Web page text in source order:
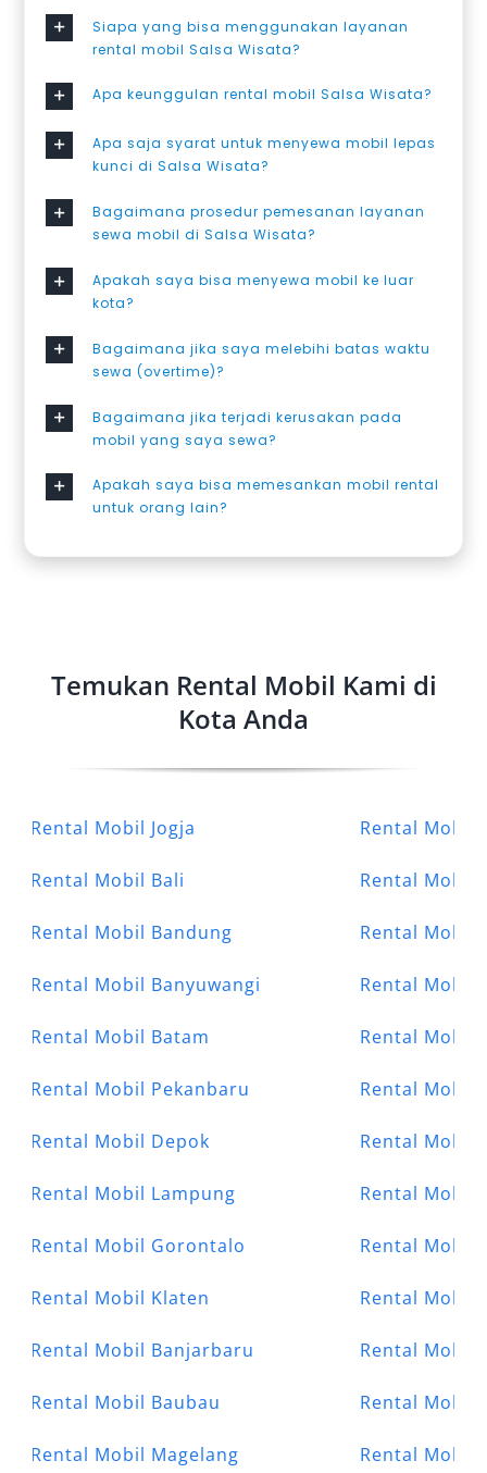
Siapa yang bisa menggunakan layanan
rental mobil Salsa Wisata?
Apa keunggulan rental mobil Salsa Wisata?
Apa saja syarat untuk menyewa mobil lepas
kunci di Salsa Wisata?
Bagaimana prosedur pemesanan layanan
sewa mobil di Salsa Wisata?
Apakah saya bisa menyewa mobil ke luar
kota?
Bagaimana jika saya melebihi batas waktu
sewa (overtime)?
Bagaimana jika terjadi kerusakan pada
mobil yang saya sewa?
Apakah saya bisa memesankan mobil rental
untuk orang lain?
Temukan Rental Mobil Kami di
Kota Anda
Rental Mobil Jogja
Rental Mobil Bali
Rental Mobil Bandung
Rental Mobil Banyuwangi
Rental Mobil Batam
Rental Mobil Pekanbaru
Rental Mobil Depok
Rental Mobil Lampung
Rental Mobil Gorontalo
Rental Mobil Klaten
Rental Mobil Banjarbaru
Rental Mobil Baubau
Rental Mobil Magelang
Rental Mobil
Rental Mobil
Rental Mobil
Rental Mobil
Rental Mobil
Rental Mobil
Rental Mobil
Rental Mobil
Rental Mobil
Rental Mobil
Rental Mobil
Rental Mobil
Rental Mobil